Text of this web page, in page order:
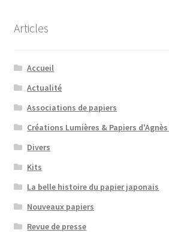
Articles
Accueil
Actualité
Associations de papiers
Créations Lumières & Papiers
Divers
Kits
La belle histoire du papier japonais
Nouveaux papiers
Revue de presse